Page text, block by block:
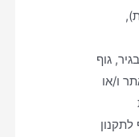
גוף
ו/או